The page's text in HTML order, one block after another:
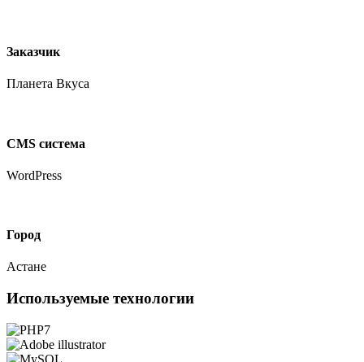
Заказчик
Планета Вкуса
CMS система
WordPress
Город
Астане
Используемые технологии